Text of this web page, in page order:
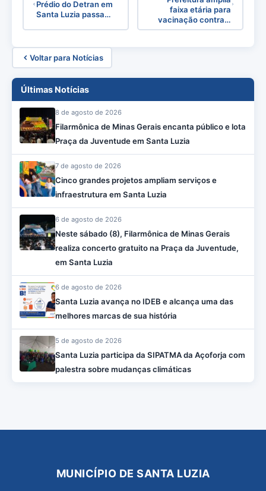
Prédio do Detran em
Santa Luzia passa…
faixa etária para
vacinação contra…
Voltar para Notícias
Últimas Notícias
8 de agosto de 2026
Filarmônica de Minas Gerais encanta público e lota
Praça da Juventude em Santa Luzia
7 de agosto de 2026
Cinco grandes projetos ampliam serviços e
infraestrutura em Santa Luzia
6 de agosto de 2026
Neste sábado (8), Filarmônica de Minas Gerais
realiza concerto gratuito na Praça da Juventude,
em Santa Luzia
6 de agosto de 2026
Santa Luzia avança no IDEB e alcança uma das
melhores marcas de sua história
5 de agosto de 2026
Santa Luzia participa da SIPATMA da Açoforja com
palestra sobre mudanças climáticas
MUNICÍPIO DE SANTA LUZIA